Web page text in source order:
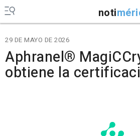
noti
29 DE MAYO DE 2026
Aphranel®
obtiene la